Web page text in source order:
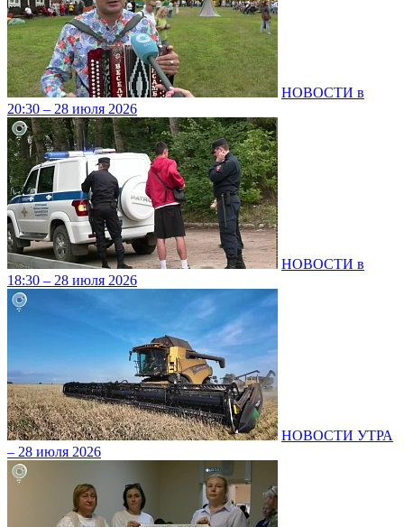
НОВОСТИ в
20:30 – 28 июля 2026
НОВОСТИ в
18:30 – 28 июля 2026
НОВОСТИ УТРА
– 28 июля 2026